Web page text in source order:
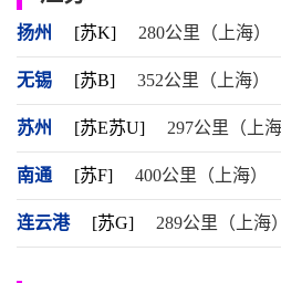
扬州 [苏K] 280公里（上海）
无锡 [苏B] 352公里（上海）
苏州 [苏E苏U] 297公里（上海
南通 [苏F] 400公里（上海）
连云港 [苏G] 289公里（上海）